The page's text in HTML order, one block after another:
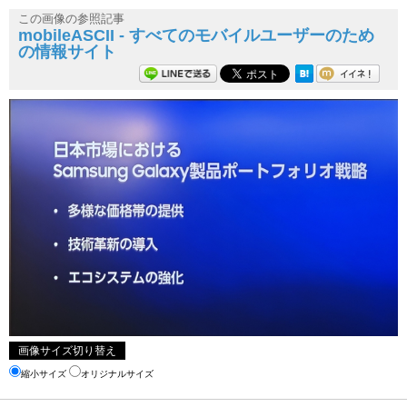
この画像の参照記事
mobileASCII - すべてのモバイルユーザーのため
の情報サイト
画像サイズ切り替え
縮小サイズ オリジナルサイズ